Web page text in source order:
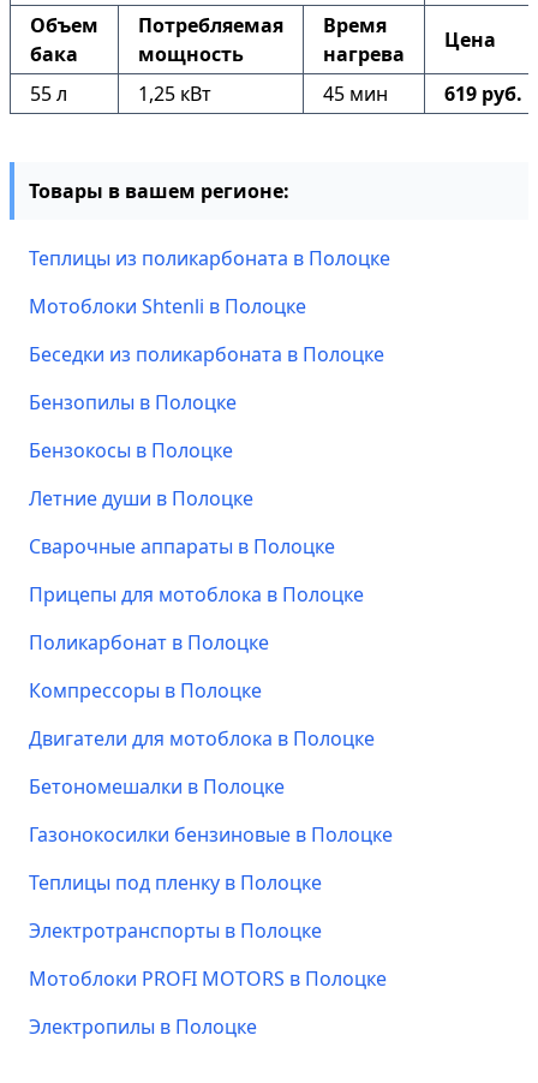
Объем
бака
Потребляемая
мощность
Время
нагрева
Цена
55 л 1,25 кВт 45 мин 619 руб.
Товары в вашем регионе:
Теплицы из поликарбоната в Полоцке
Мотоблоки Shtenli в Полоцке
Беседки из поликарбоната в Полоцке
Бензопилы в Полоцке
Бензокосы в Полоцке
Летние души в Полоцке
Сварочные аппараты в Полоцке
Прицепы для мотоблока в Полоцке
Поликарбонат в Полоцке
Компрессоры в Полоцке
Двигатели для мотоблока в Полоцке
Бетономешалки в Полоцке
Газонокосилки бензиновые в Полоцке
Теплицы под пленку в Полоцке
Электротранспорты в Полоцке
Мотоблоки PROFI MOTORS в Полоцке
Электропилы в Полоцке